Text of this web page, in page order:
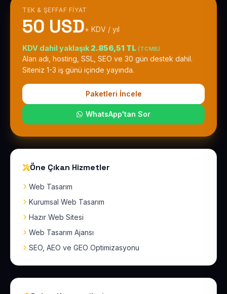
TEK & ŞEFFAF FIYAT
50 USD+ KDV / yıl
KDV dahil yaklaşık 2.856,51 TL (TCMB)
Alan adı, hosting, SSL, SEO ve 30 gün destek dahil.
Siteniz 1-3 iş günü içinde yayında.
Paketleri İncele
WhatsApp'tan Sor
Öne Çıkan Hizmetler
Web Tasarım
Kurumsal Web Tasarım
Hazır Web Sitesi
Web Tasarım Ajansı
SEO, AEO ve GEO Optimizasyonu